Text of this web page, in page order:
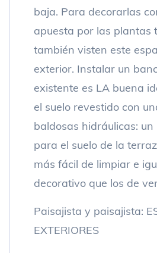
baja. Para decorarlas
apuesta por las plantas
también visten este
exterior. Instalar un
existente es LA buena
el suelo revestido con
baldosas hidráulicas:
para el suelo de la
más fácil de limpiar e
decorativo que los de
Paisajista y paisajista:
EXTERIORES